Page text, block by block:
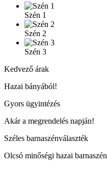
Szén 1
Szén 2
Szén 3
Kedvező árak
Hazai bányából!
Gyors ügyintézés
Akár a megrendelés napján!
Széles barnaszénválaszték
Olcsó minőségi hazai barnaszén